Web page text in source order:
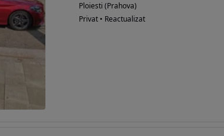
Ploiesti (Prahova)
Privat • Reactualizat